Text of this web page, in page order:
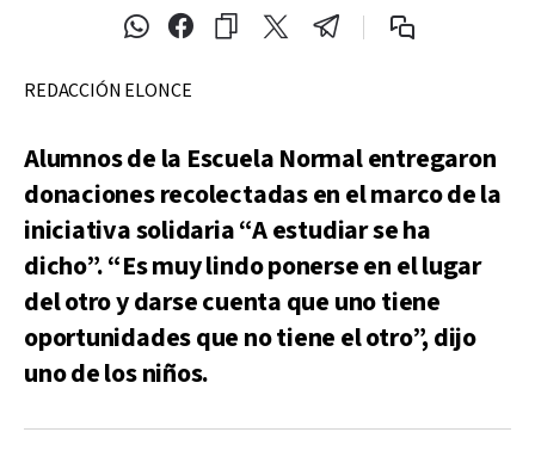
REDACCIÓN ELONCE
Alumnos de la Escuela Normal entregaron
donaciones recolectadas en el marco de la
iniciativa solidaria “A estudiar se ha
dicho”. “Es muy lindo ponerse en el lugar
del otro y darse cuenta que uno tiene
oportunidades que no tiene el otro”, dijo
uno de los niños.